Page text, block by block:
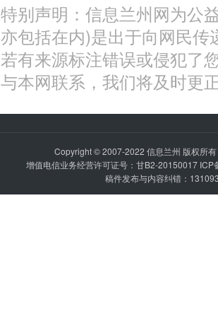
特别声明：信息兰州网为公
亦包括在内)是出于向网民
若有来源标注错误或侵犯了
与本网联系，我们将及时更
Copyright © 2007-2022 信息兰州 版权所
增值电信业务经营许可证号：甘B2-20150017 ICP
稿件发布与内容纠错：